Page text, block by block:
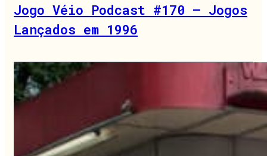
Jogo Véio Podcast #170 – Jogos
Lançados em 1996